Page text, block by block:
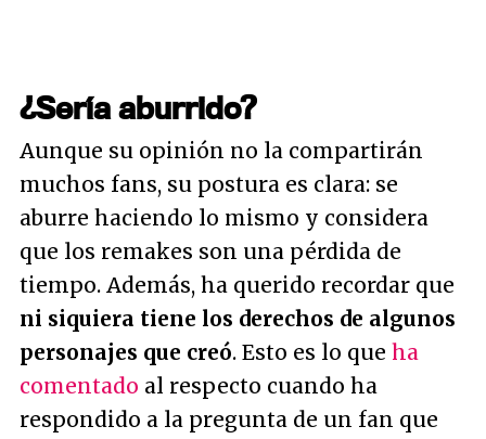
¿Sería aburrido?
Aunque su opinión no la compartirán
muchos fans, su postura es clara: se
aburre haciendo lo mismo y considera
que los remakes son una pérdida de
tiempo. Además, ha querido recordar que
ni siquiera tiene los derechos de algunos
personajes que creó. Esto es lo que ha
comentado al respecto cuando ha
respondido a la pregunta de un fan que